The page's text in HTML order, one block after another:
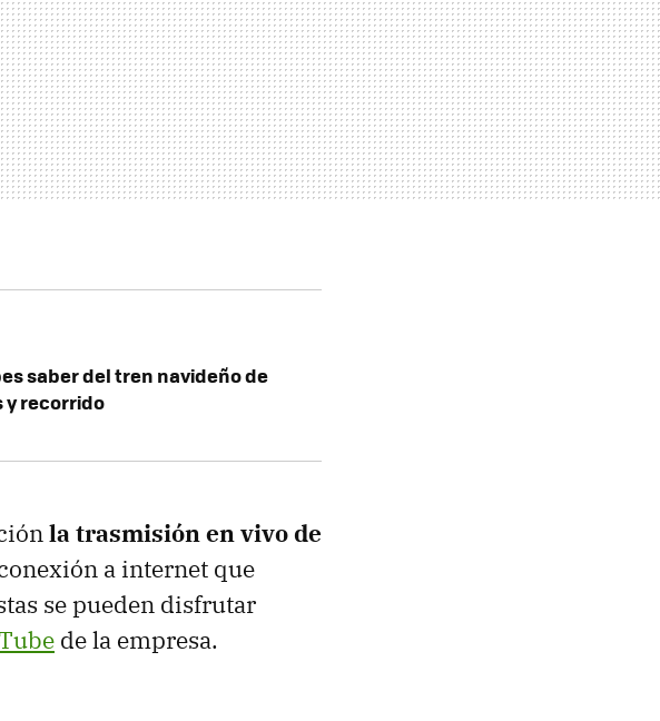
saber del tren navideño de
y recorrido
la trasmisión en vivo de
a internet que
se pueden disfrutar
de la empresa.